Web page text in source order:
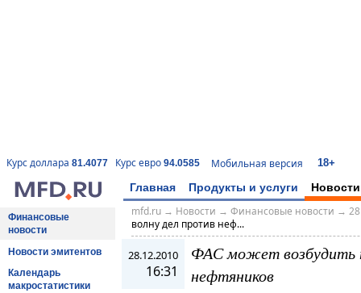
Курс доллара 81.4077 Курс евро 94.0585 Мобильная версия 18+
Главная Продукты и услуги Новости
Финансовые
новости
Новости эмитентов
Календарь
макростатистики
mfd.ru→ Новости → Финансовые новости →
волну дел против неф...
28.12.2010
16:31
ФАС может возбудить
нефтяников